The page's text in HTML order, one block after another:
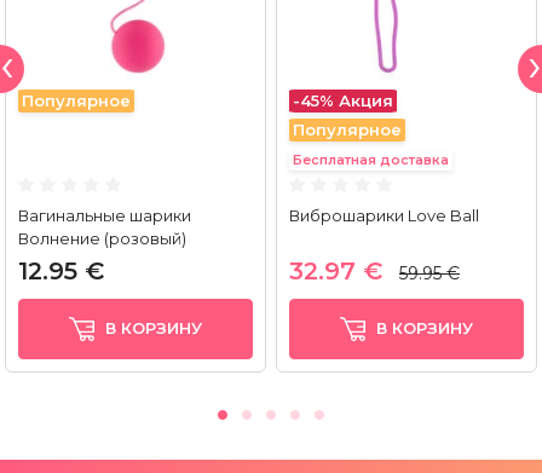
Популярное
Вагинальные шарики
Волнение (розовый)
12.95 €
В КОРЗИНУ
-45% Акция
Популярное
Бесплатная доставка
Виброшарики Love Ball
32.97 € 59.95 €
В КОРЗИНУ